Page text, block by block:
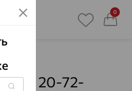
0
20-72-